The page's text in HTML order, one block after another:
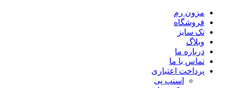
مزون رم
فروشگاه
تک سایز
وبلاگ
درباره ما
تماس با ما
پرداخت اعتباری
اسنپ پی